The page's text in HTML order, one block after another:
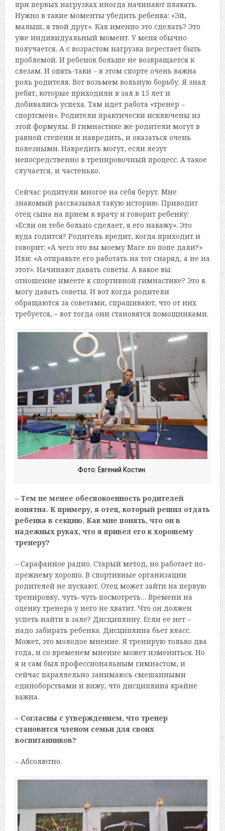
при первых нагрузках иногда начинают плакать.
Нужно в такие моменты убедить ребенка: «Эй,
малыш, я твой друг». Как именно это сделать? Это
уже индивидуальный момент. У меня обычно
получается. А с возрастом нагрузка перестает быть
проблемой. И ребенок больше не возвращается к
слезам. И опять-таки – в этом спорте очень важна
роль родителя. Вот возьмем вольную борьбу. Я знал
ребят, которые приходили в зал в 15 лет и
добивались успеха. Там идет работа «тренер –
спортсмен». Родители практически исключены из
этой формулы. В гимнастике же родители могут в
равной степени и навредить, и оказаться очень
полезными. Навредить могут, если лезут
непосредственно в тренировочный процесс. А такое
случается, и частенько.
Сейчас родители многое на себя берут. Мне
знакомый рассказывал такую историю. Приводит
отец сына на прием к врачу и говорит ребенку:
«Если он тебе больно сделает, я его накажу». Это
куда годится? Родитель вредит, когда приходит и
говорит: «А чего это вы моему Маге по попе дали?»
Или: «А отправьте его работать на тот снаряд, а не на
этот». Начинают давать советы. А какое вы
отношение имеете к спортивной гимнастике? Это я
могу давать советы. И вот когда родители
обращаются за советами, спрашивают, что от них
требуется, – вот тогда они становятся помощниками.
Фото: Евгений Костин.
– Тем не менее обеспокоенность родителей
понятна. К примеру, я отец, который решил отдать
ребенка в секцию. Как мне понять, что он в
надежных руках, что я привел его к хорошему
тренеру?
– Сарафанное радио. Старый метод, но работает по-
прежнему хорошо. В спортивные организации
родителей не пускают. Отец может зайти на первую
тренировку, чуть-чуть посмотреть… Времени на
оценку тренера у него не хватит. Что он должен
успеть найти в зале? Дисциплину. Если ее нет –
надо забирать ребенка. Дисциплина бьет класс.
Может, это молодое мнение. Я тренирую только два
года, и со временем мнение может измениться. Но
я и сам был профессиональным гимнастом, и
сейчас параллельно занимаюсь смешанными
единоборствами и вижу, что дисциплина крайне
важна.
– Согласны с утверждением, что тренер
становится членом семьи для своих
воспитанников?
– Абсолютно.